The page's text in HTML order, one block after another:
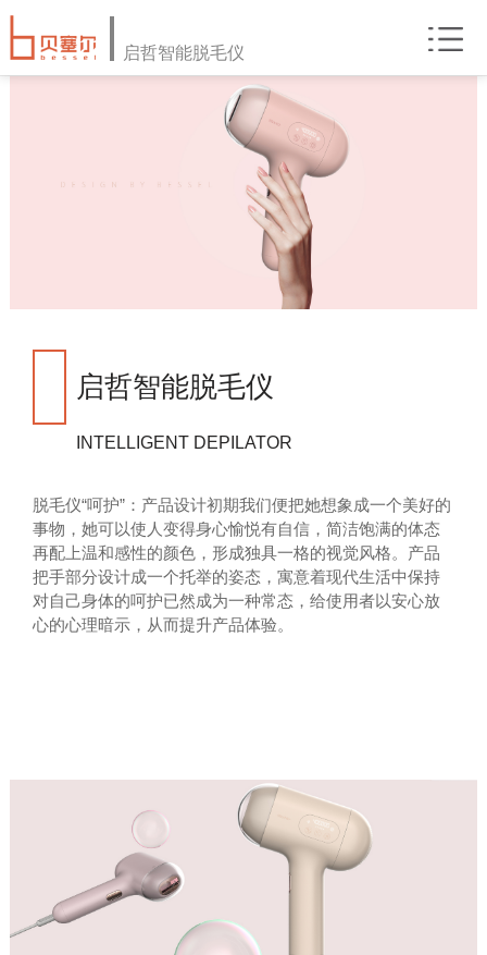
启哲智能脱毛仪
启哲智能脱毛仪
INTELLIGENT DEPILATOR
脱毛仪“呵护”：产品设计初期我们便把她想象成一个美好的
事物，她可以使人变得身心愉悦有自信，简洁饱满的体态
再配上温和感性的颜色，形成独具一格的视觉风格。产品
把手部分设计成一个托举的姿态，寓意着现代生活中保持
对自己身体的呵护已然成为一种常态，给使用者以安心放
心的心理暗示，从而提升产品体验。